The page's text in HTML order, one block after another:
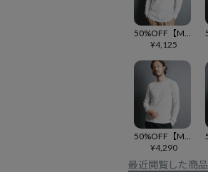
50%OFF【Magine(マージン)】BD CTN MILITARY WAFFLE U-N L-S Uネックカットソー(2512-008)
¥4,125
50%OFF【Magine(マージン)】CTN VINTAGE RIB KNITSAW C-N L-S ニットソー(2512-003)
¥4,290
最近閲覧した商品